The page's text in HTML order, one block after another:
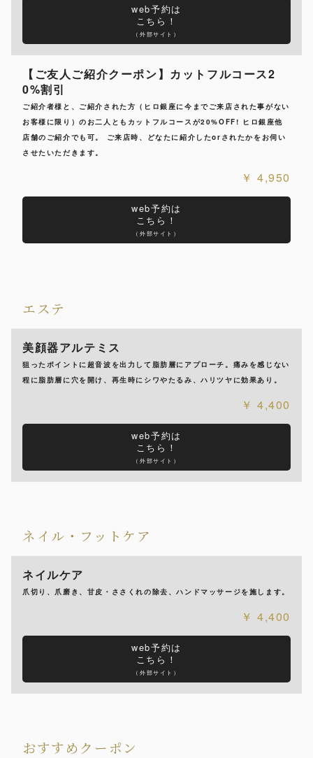
web予約は
こちら！
（外部サイト）
【ご友人ご紹介クーポン】カットフルコース2
0%割引
ご紹介者様と、ご紹介された方（ヒロ銀座に今までご来店された事がない
お客様に限り）のお二人ともカットフルコースが20%OFF! ヒロ銀座他
店舗のご紹介でも可。 ご来店時、どなたに紹介したorされたかをお伺い
させたいただきます。
4,950
web予約は
こちら！
（外部サイト）
エステ
美顔器アルテミス
狙ったポイントに超音波を出力して脂肪層にアプローチ。痛みを感じない
程に脂肪層に穴を開け、再生時にシワやたるみ、ハリツヤに効果あり。
4,400
web予約は
こちら！
（外部サイト）
ネイル・フットケア
ネイルケア
爪切り、爪磨き、甘皮・ささくれの除去、ハンドマッサージを施します。
4,400
web予約は
こちら！
（外部サイト）
おすすめクーポン